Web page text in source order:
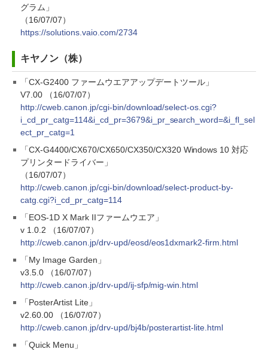
グラム」
（16/07/07）
https://solutions.vaio.com/2734
キヤノン（株）
「CX-G2400 ファームウエアアップデートツール」
V7.00 （16/07/07）
http://cweb.canon.jp/cgi-bin/download/select-os.cgi?
i_cd_pr_catg=114&i_cd_pr=3679&i_pr_search_word=&i_fl_sel
ect_pr_catg=1
「CX-G4400/CX670/CX650/CX350/CX320 Windows 10 対応
プリンタードライバー」
（16/07/07）
http://cweb.canon.jp/cgi-bin/download/select-product-by-
catg.cgi?i_cd_pr_catg=114
「EOS-1D X Mark IIファームウエア」
v 1.0.2 （16/07/07）
http://cweb.canon.jp/drv-upd/eosd/eos1dxmark2-firm.html
「My Image Garden」
v3.5.0 （16/07/07）
http://cweb.canon.jp/drv-upd/ij-sfp/mig-win.html
「PosterArtist Lite」
v2.60.00 （16/07/07）
http://cweb.canon.jp/drv-upd/bj4b/posterartist-lite.html
「Quick Menu」